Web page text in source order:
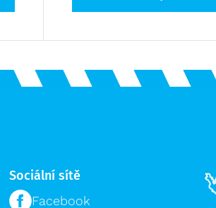
Sociální sítě
Facebook